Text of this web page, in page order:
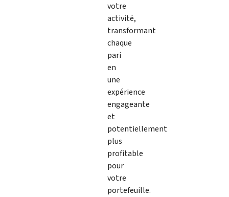
votre
activité,
transformant
chaque
pari
en
une
expérience
engageante
et
potentiellement
plus
profitable
pour
votre
portefeuille.